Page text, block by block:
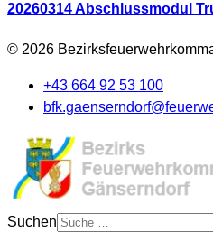
20260314 Abschlussmodul
© 2026
+43 664 92 53 100
Suchen